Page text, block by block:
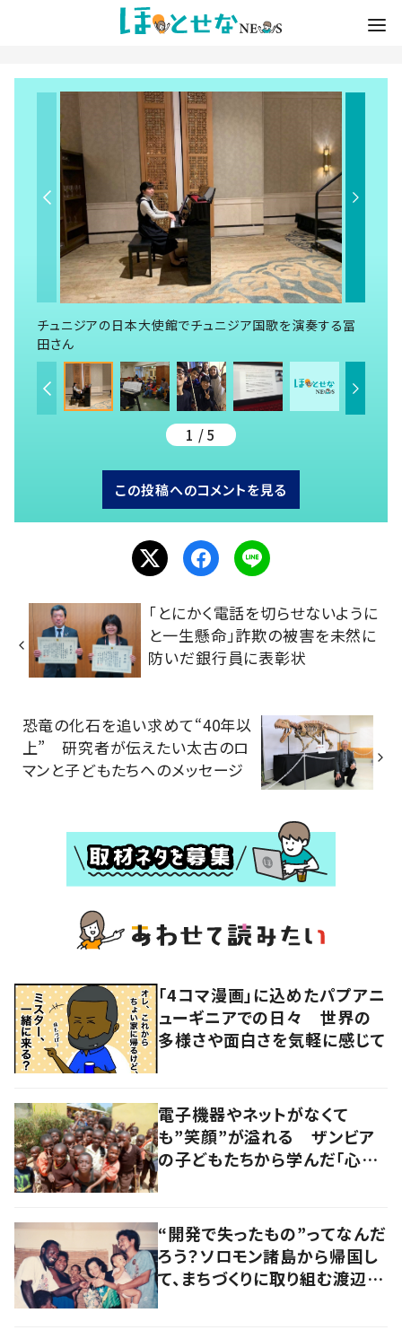
チュニジアの日本大使館でチュニジア国歌を演奏する冨
田さん
1 / 5
この投稿へのコメントを見る
「とにかく電話を切らせないように
と一生懸命」詐欺の被害を未然に
防いだ銀行員に表彰状
恐竜の化石を追い求めて“40年以
上” 研究者が伝えたい太古のロ
マンと子どもたちへのメッセージ
「4コマ漫画」に込めたパプアニ
ューギニアでの日々 世界の
多様さや面白さを気軽に感じて
電子機器やネットがなくて
も”笑顔”が溢れる ザンビア
の子どもたちから学んだ「心の
“開発で失ったもの”ってなんだ
ろう？ソロモン諸島から帰国し
て、まちづくりに取り組む渡辺督